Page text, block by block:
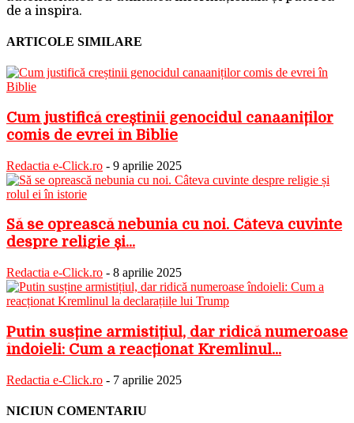
de a inspira.
ARTICOLE SIMILARE
Cum justifică creștinii genocidul canaaniților
comis de evrei în Biblie
Redactia e-Click.ro - 9 aprilie 2025
Să se oprească nebunia cu noi. Câteva cuvinte
despre religie și...
Redactia e-Click.ro - 8 aprilie 2025
Putin susține armistițiul, dar ridică numeroase
îndoieli: Cum a reacționat Kremlinul...
Redactia e-Click.ro - 7 aprilie 2025
NICIUN COMENTARIU